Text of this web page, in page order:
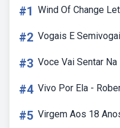
#1 Wind Of Change
#2 Vogais E
#3 Voce Vai Sentar
#4 Vivo Por Ela -
#5 Virgem Aos 18